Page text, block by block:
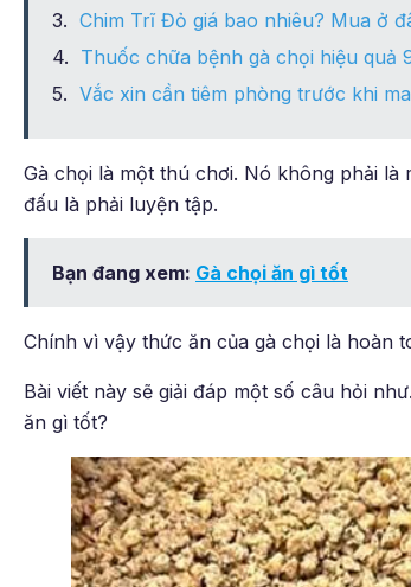
Chim Trĩ Đỏ giá bao nhiêu? Mua ở
Thuốc chữa bệnh gà chọi hiệu quả
Vắc xin cần tiêm phòng trước khi
Gà chọi là một thú chơi. Nó không phải
đấu là phải luyện tập.
Bạn đang xem: Gà chọi ăn gì tốt
Chính vì vậy thức ăn của gà chọi là hoàn
Bài viết này sẽ giải đáp một số câu hỏi
ăn gì tốt?